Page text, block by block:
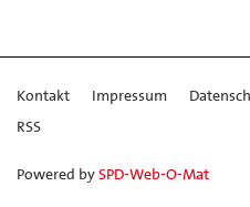
Kontakt Impressum
RSS
Powered bySPD-Web-O-Mat